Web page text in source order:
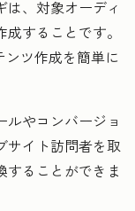
は、対象オーディ
することです。
ツ作成を簡単に
ルやコンバージョ
サイト訪問者を取
することができま